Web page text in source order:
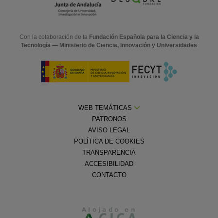
Con la colaboración de la Fundación Española para la Ciencia y la
Tecnología — Ministerio de Ciencia, Innovación y Universidades
WEB TEMÁTICAS
PATRONOS
AVISO LEGAL
POLÍTICA DE COOKIES
TRANSPARENCIA
ACCESIBILIDAD
CONTACTO